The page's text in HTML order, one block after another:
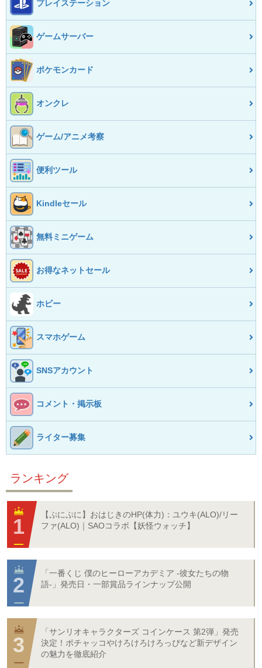
プレイステーション
ゲームサーバー
ポケモンカード
オンクレ
ゲーム/アニメ考察
便利ツール
Kindleセール
無料ミニゲーム
お得なネットセール
ホビー
スマホゲーム
SNSアカウント
コメント・掲示板
ライター募集
ランキング
【ぷにぷに】おはじきのHP(体力)：ユウキ(ALO)/リー
ファ(ALO)｜SAOコラボ【妖怪ウォッチ】
「一番くじ 僕のヒーローアカデミア -彼女たちの物
語-」発売日・一部賞品ラインナップ公開
「サンリオキャラクターズ コインケース 第2弾」発売
決定！ポチャッコやけろけろけろっぴなど新デザイン
の魅力を徹底紹介